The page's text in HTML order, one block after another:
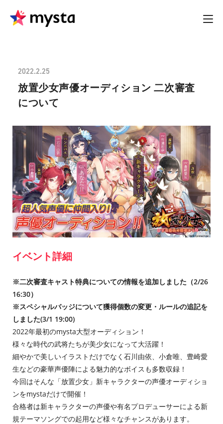
2022.2.25
放置少女声優オーディション 二次審査
について
イベント詳細
※二次審査キャスト特典についての情報を追加しました（2/26
16:30）
※スペシャルバッジについて獲得個数の変更・ルールの追記を
しました(3/1 19:00)
2022年最初のmysta大型オーディション！
様々な時代の武将たちが美少女になって大活躍！
細やかで美しいイラストだけでなく石川由依、小倉唯、豊崎愛
生などの豪華声優陣による魅力的なボイスも多数収録！
今回はそんな「放置少女」新キャラクターの声優オーディショ
ンをmystaだけで開催！
合格者は新キャラクターの声優や有名プロデューサーによる新
規テーマソングでの起用など様々なチャンスがあります。